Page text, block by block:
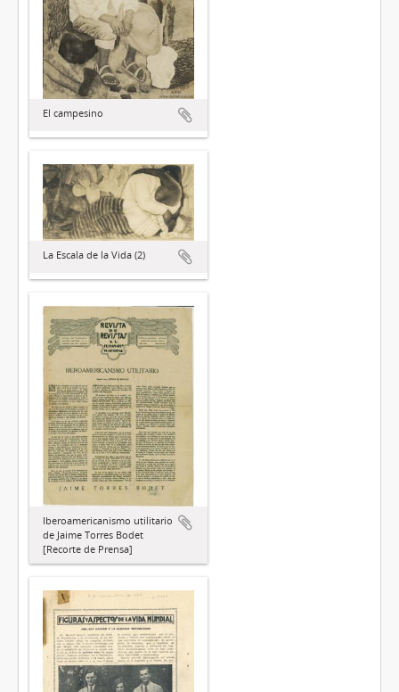
El campesino
La Escala de la Vida (2)
Iberoamericanismo utilitario
de Jaime Torres Bodet
[Recorte de Prensa]